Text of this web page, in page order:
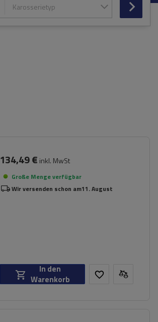
Karosserietyp
134,49 € inkl. MwSt
Große Menge verfügbar
Wir versenden schon am11. August
In den
Warenkorb